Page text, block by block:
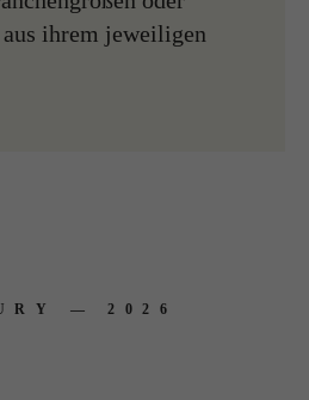
ihrem jeweiligen
— 2026